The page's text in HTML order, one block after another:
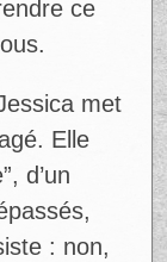
à environ